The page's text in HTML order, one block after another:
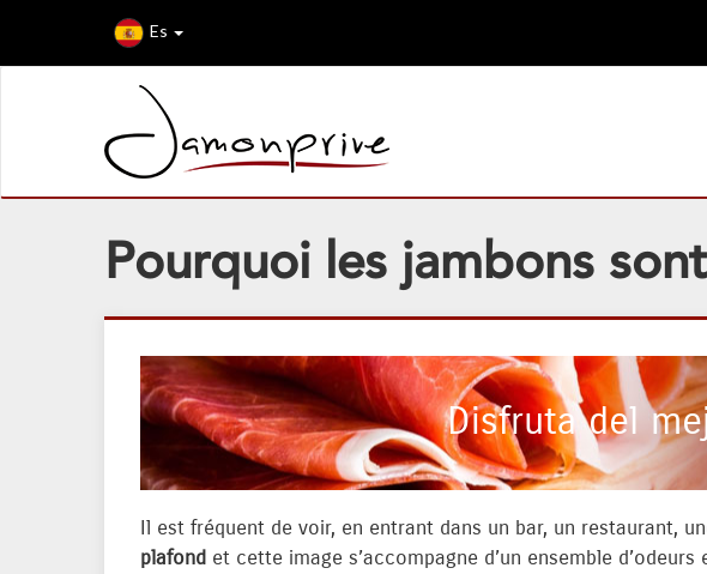
Es
Pourquoi les jambons
Disfruta del
Il est fréquent de voir, en entrant dans un bar, un restaurant,
plafond et cette image s’accompagne d’un ensemble